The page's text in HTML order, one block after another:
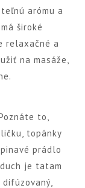
arómu a
široké
relaxačné a
na masáže,
to,
topánky
prádlo
je tatam